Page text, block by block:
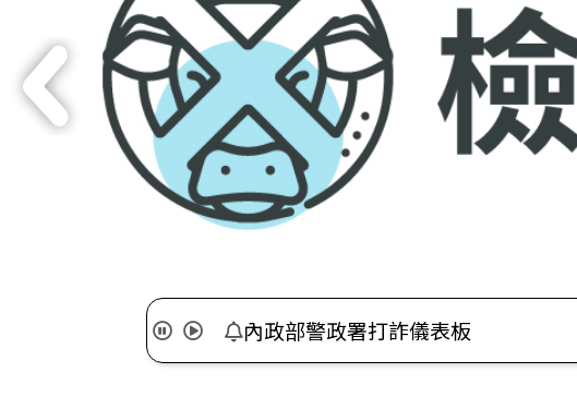
暫停 播放
內政部警政署打詐儀表板